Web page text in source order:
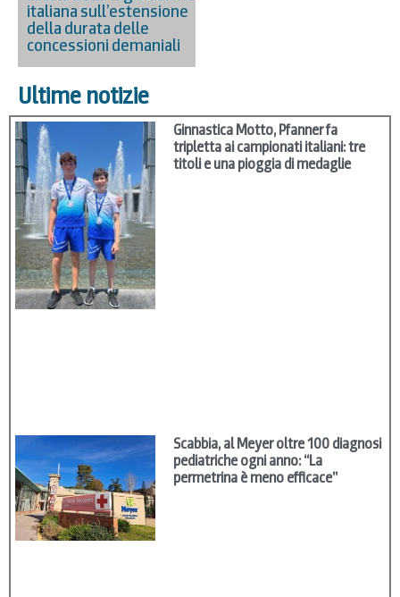
italiana sull’estensione
della durata delle
concessioni demaniali
Ultime notizie
Ginnastica Motto, Pfanner fa
tripletta ai campionati italiani: tre
titoli e una pioggia di medaglie
Scabbia, al Meyer oltre 100 diagnosi
pediatriche ogni anno: “La
permetrina è meno efficace”